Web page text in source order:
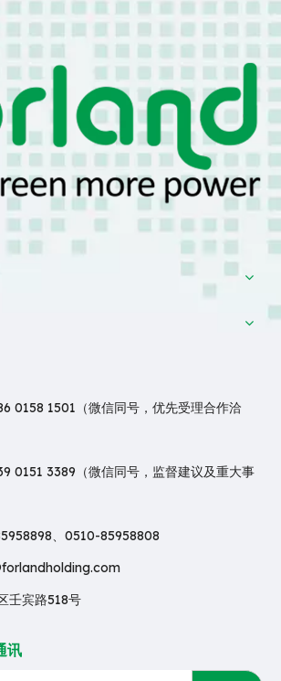
0158 1501（微信同号，优先受理合作洽
0151 3389（微信同号，监督建议及重大事
、0510-85958808
壬宾路518号
讯